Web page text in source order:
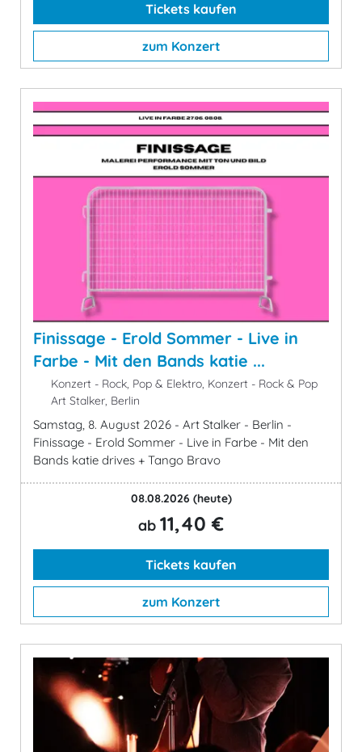
Tickets kaufen
zum Konzert
Finissage - Erold Sommer - Live in
Farbe - Mit den Bands katie ...
Konzert - Rock, Pop & Elektro, Konzert - Rock & Pop
Art Stalker, Berlin
Samstag, 8. August 2026 - Art Stalker - Berlin -
Finissage - Erold Sommer - Live in Farbe - Mit den
Bands katie drives + Tango Bravo
08.08.2026 (heute)
ab 11,40 €
Tickets kaufen
zum Konzert